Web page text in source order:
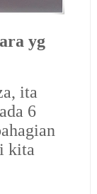
yg
ita
6
kita